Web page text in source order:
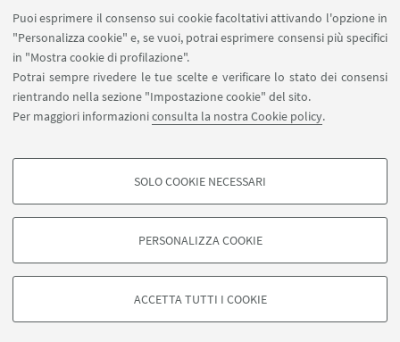
Puoi esprimere il consenso sui cookie facoltativi attivando l'opzione in
"Personalizza cookie" e, se vuoi, potrai esprimere consensi più specifici
in "Mostra cookie di profilazione".
Potrai sempre rivedere le tue scelte e verificare lo stato dei consensi
rientrando nella sezione "Impostazione cookie" del sito.
Per maggiori informazioniconsulta la nostra Cookie policy.
COOKIE DI PROFILAZIONE - FACOLTATIVI
degli utenti, creare profili in base al loro comportamento sul sito, per analisi
di marketing.
Google/Youtube Video
SOLO COOKIE NECESSARI
PERSONALIZZA COOKIE
ACCETTA TUTTI I COOKIE
Privacy- Note legali -Impostazioni Cookie